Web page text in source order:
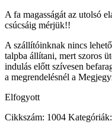
A fa magasságát az utolsó
csúcsáig mérjük!!
A szállítóinknak nincs
talpba állítani, mert szoros
indulás előtt szívesen
a megrendelésnél a
Elfogyott
Cikkszám: 1004 Kategóriák: